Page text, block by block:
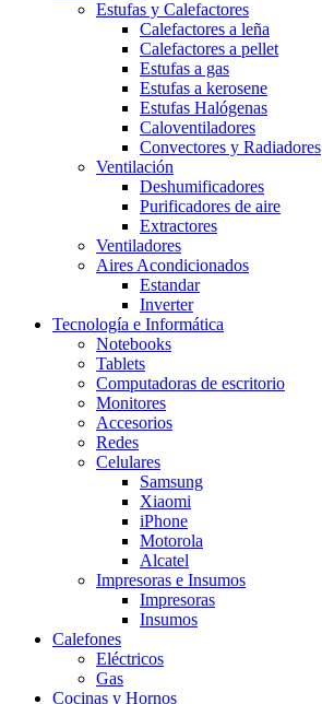
Estufas y Calefactores
Calefactores a leña
Calefactores a pellet
Estufas a gas
Estufas a kerosene
Estufas Halógenas
Caloventiladores
Convectores y Radiadores
Ventilación
Deshumificadores
Purificadores de aire
Extractores
Ventiladores
Aires Acondicionados
Estandar
Inverter
Tecnología e Informática
Notebooks
Tablets
Computadoras de escritorio
Monitores
Accesorios
Redes
Celulares
Samsung
Xiaomi
iPhone
Motorola
Alcatel
Impresoras e Insumos
Impresoras
Insumos
Calefones
Eléctricos
Gas
Cocinas y Hornos